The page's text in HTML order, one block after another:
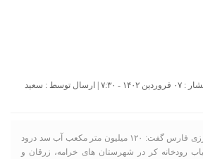
سعید
رئیس سازمان جهاد کشاورزی فارس گفت: ۱۲۰ میلیون متر مکعب آب سد درود
رودخانه کر در شهرستان های خرامه، زرقان و